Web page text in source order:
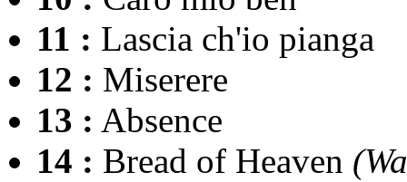
11 : Lascia ch'io pianga
12 : Miserere
13 : Absence
14 : Bread of Heaven